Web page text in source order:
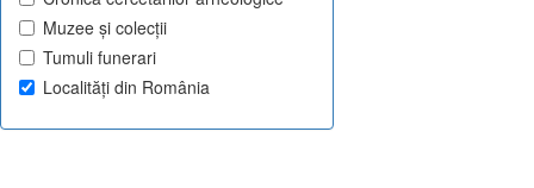
Muzee și colecții
Tumuli funerari
Localități din România